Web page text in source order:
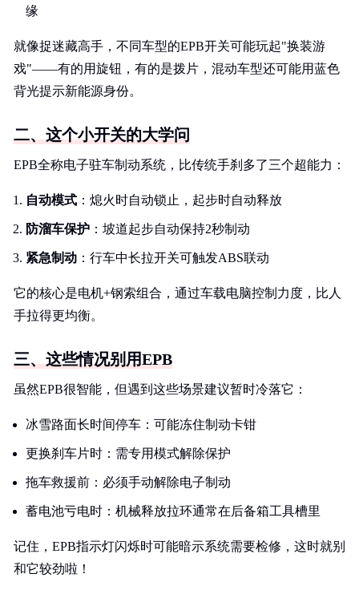
缘
就像捉迷藏高手，不同车型的EPB开关可能玩起"换装游
戏"——有的用旋钮，有的是拨片，混动车型还可能用蓝色
背光提示新能源身份。
二、这个小开关的大学问
EPB全称电子驻车制动系统，比传统手刹多了三个超能力：
自动模式 ：熄火时自动锁止，起步时自动释放
防溜车保护 ：坡道起步自动保持2秒制动
紧急制动 ：行车中长拉开关可触发ABS联动
它的核心是电机+钢索组合，通过车载电脑控制力度，比人
手拉得更均衡。
三、这些情况别用EPB
虽然EPB很智能，但遇到这些场景建议暂时冷落它：
冰雪路面长时间停车：可能冻住制动卡钳
更换刹车片时：需专用模式解除保护
拖车救援前：必须手动解除电子制动
蓄电池亏电时：机械释放拉环通常在后备箱工具槽里
记住，EPB指示灯闪烁时可能暗示系统需要检修，这时就别
和它较劲啦！